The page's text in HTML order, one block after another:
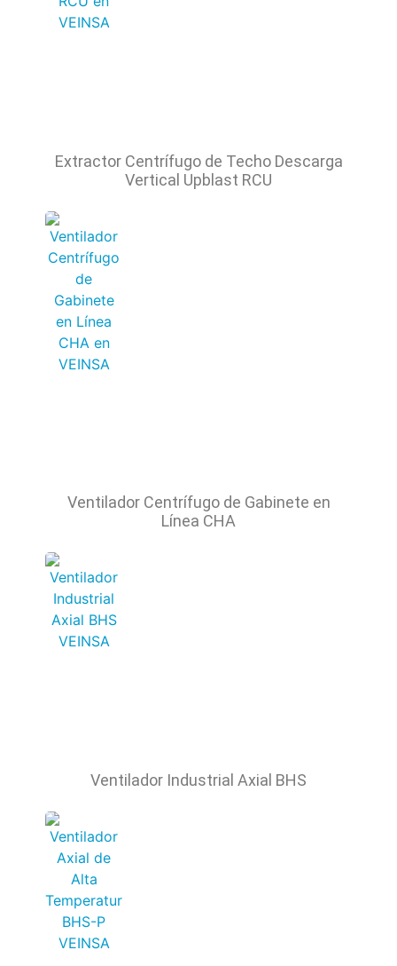
Extractor Centrífugo de Techo Descarga
Vertical Upblast RCU
Ventilador Centrífugo de Gabinete en
Línea CHA
Ventilador Industrial Axial BHS